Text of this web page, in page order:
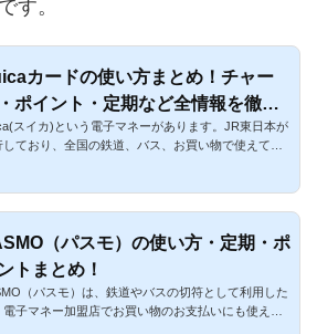
す。
カードの使い方まとめ！チャー
ポイント・定期など全情報を徹底
スイカ)という電子マネーがあります。JR東日本が
しており、全国の鉄道、バス、お買い物で使えて便
（パスモ）の使い方・定期・ポ
トまとめ！
（パスモ）は、鉄道やバスの切符として利用した
電子マネー加盟店でお買い物のお支払いにも使える